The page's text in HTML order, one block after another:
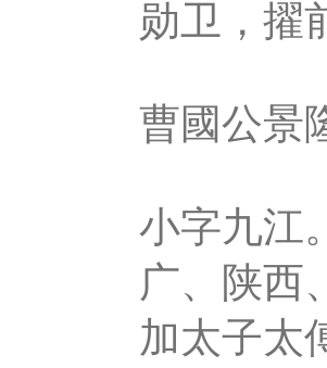
勋卫，擢
曹國公景
小字九江
广、陕西
加太子太